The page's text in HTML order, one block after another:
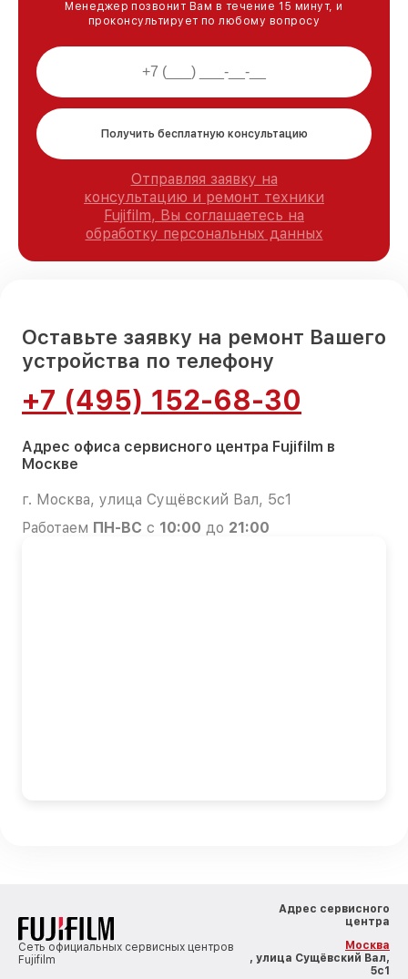
Менеджер позвонит Вам в течение 15 минут, и
проконсультирует по любому вопросу
Получить бесплатную консультацию
Отправляя заявку на
консультацию и ремонт техники
Fujifilm, Вы соглашаетесь на
обработку персональных данных
Оставьте заявку на ремонт Вашего
устройства по телефону
+7 (495) 152-68-30
Адрес офиса сервисного центра Fujifilm в
Москве
г. Москва, улица Сущёвский Вал, 5с1
Работаем ПН-ВС с 10:00 до 21:00
Сеть официальных сервисных центров
Fujifilm
Адрес сервисного
центра
Москва
, улица Сущёвский Вал,
5с1